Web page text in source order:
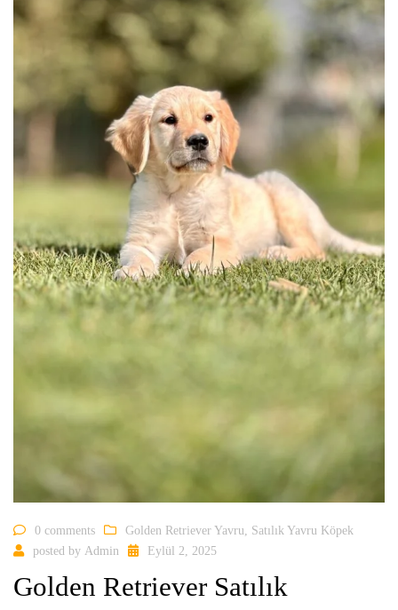
0 comments Golden Retriever Yavru
Satılık Yavru Köpek
posted by Admin Eylül 2, 2025
Golden Retriever Satılık